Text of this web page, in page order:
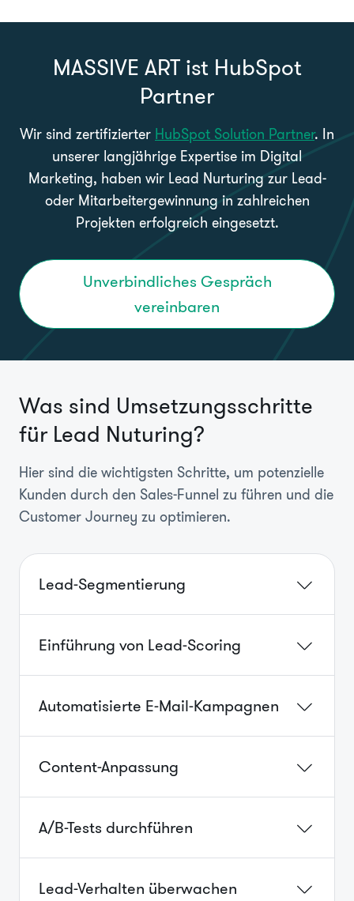
MASSIVE ART ist HubSpot
Partner
Wir sind zertifizierterHubSpot Solution Partner. In
unserer langjährige Expertise im Digital
Marketing, haben wir Lead Nurturing zur Lead-
oder Mitarbeitergewinnung in zahlreichen
Projekten erfolgreich eingesetzt.
Unverbindliches Gespräch
vereinbaren
Was sind Umsetzungsschritte
für Lead Nuturing?
Hier sind die wichtigsten Schritte, um potenzielle
Kunden durch den Sales-Funnel zu führen und die
Customer Journey zu optimieren.
Lead-Segmentierung
Einführung von Lead-Scoring
Automatisierte E-Mail-Kampagnen
Content-Anpassung
A/B-Tests durchführen
Lead-Verhalten überwachen